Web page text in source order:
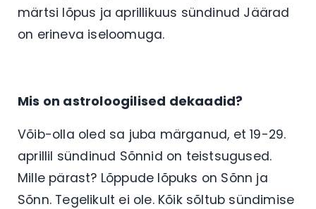
märtsi lõpus ja aprillikuus sündinud Jäärad
on erineva iseloomuga.
Mis on astroloogilised dekaadid?
Võib-olla oled sa juba märganud, et 19-29.
aprillil sündinud Sõnnid on teistsugused.
Mille pärast? Lõppude lõpuks on Sõnn ja
Sõnn. Tegelikult ei ole. Kõik sõltub sündimise